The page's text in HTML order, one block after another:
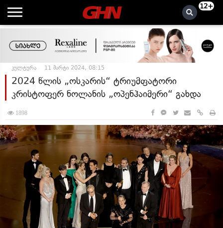
12+
კულტურა 11 მარტი 2024, 08:15
2024 წლის „ოსკარის“ ტრიუმფატორი
კრისტოფერ ნოლანის „ოპენჰაიმერი“ გახდა
1898